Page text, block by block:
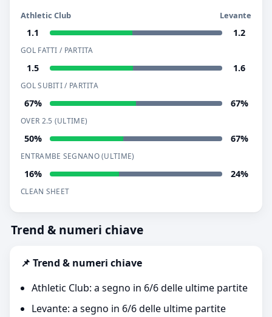
Athletic Club Levante
1.1 1.2
GOL FATTI / PARTITA
1.5 1.6
GOL SUBITI / PARTITA
67% 67%
OVER 2.5 (ULTIME)
50% 67%
ENTRAMBE SEGNANO (ULTIME)
16% 24%
CLEAN SHEET
Trend & numeri chiave
📌 Trend & numeri chiave
Athletic Club: a segno in 6/6 delle ultime partite
Levante: a segno in 6/6 delle ultime partite